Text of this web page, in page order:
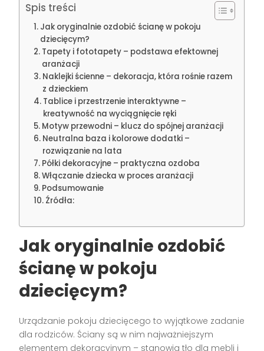
Spis treści
Jak oryginalnie ozdobić ścianę w pokoju
dziecięcym?
Tapety i fototapety – podstawa efektownej
aranżacji
Naklejki ścienne – dekoracja, która rośnie razem
z dzieckiem
Tablice i przestrzenie interaktywne –
kreatywność na wyciągnięcie ręki
Motyw przewodni – klucz do spójnej aranżacji
Neutralna baza i kolorowe dodatki –
rozwiązanie na lata
Półki dekoracyjne – praktyczna ozdoba
Włączanie dziecka w proces aranżacji
Podsumowanie
Źródła:
Jak oryginalnie ozdobić
ścianę w pokoju
dziecięcym?
Urządzanie pokoju dziecięcego to wyjątkowe zadanie
dla rodziców. Ściany są w nim najważniejszym
elementem dekoracyjnym – stanowią tło dla mebli i